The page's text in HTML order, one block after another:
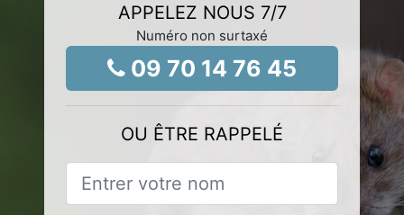
APPELEZ NOUS 7/7
Numéro non surtaxé
09 70 14 76 45
OU ÊTRE RAPPELÉ